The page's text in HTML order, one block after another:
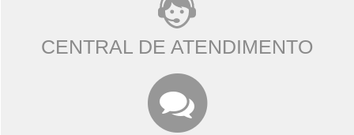
CENTRAL DE ATENDIMENTO